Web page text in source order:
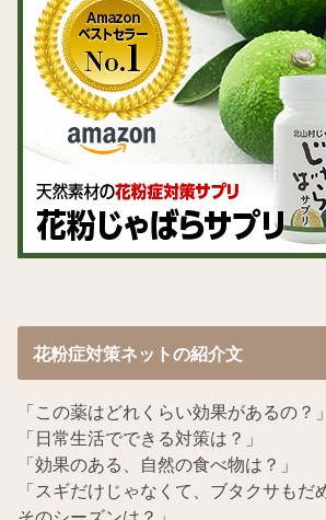
花粉症対策ネットの紹介文
「この薬はどれくらい効果があるの？」
「日常生活でできる対策は？」
「効果のある、自然の食べ物は？」
「スギだけじゃなくて、ブタクサもだ